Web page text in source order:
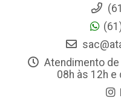
Atendimento
08h às 12h e